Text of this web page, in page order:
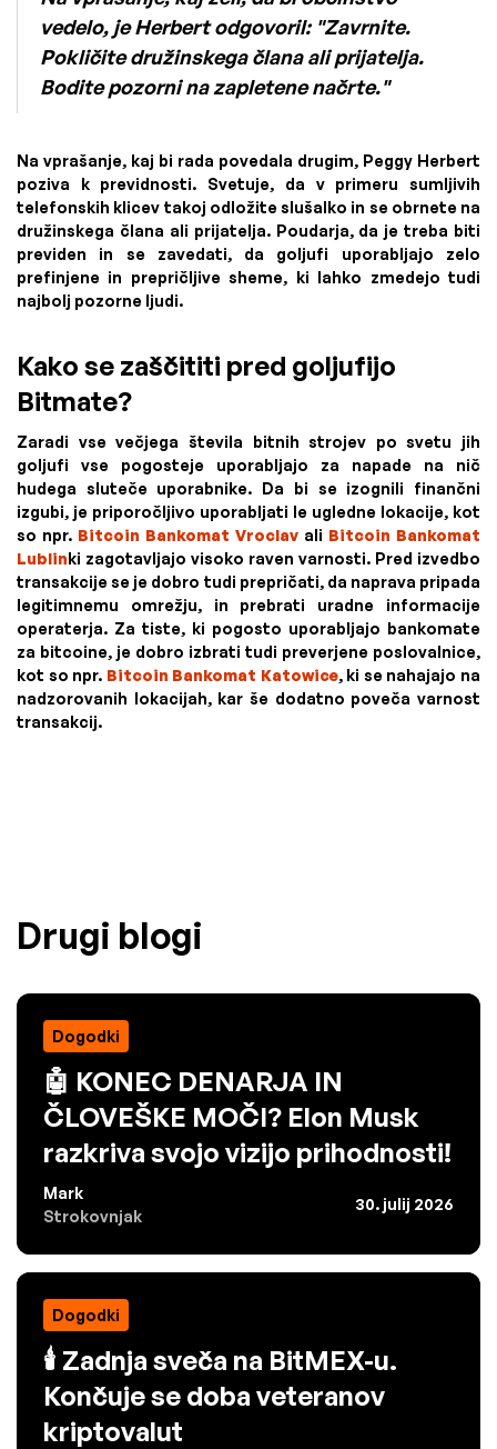
vedelo, je Herbert odgovoril: "Zavrnite.
Pokličite družinskega člana ali prijatelja.
Bodite pozorni na zapletene načrte."
Na vprašanje, kaj bi rada povedala drugim, Peggy Herbert
poziva k previdnosti. Svetuje, da v primeru sumljivih
telefonskih klicev takoj odložite slušalko in se obrnete na
družinskega člana ali prijatelja. Poudarja, da je treba biti
previden in se zavedati, da goljufi uporabljajo zelo
prefinjene in prepričljive sheme, ki lahko zmedejo tudi
najbolj pozorne ljudi.
Kako se zaščititi pred goljufijo
Bitmate?
Zaradi vse večjega števila bitnih strojev po svetu jih
goljufi vse pogosteje uporabljajo za napade na nič
hudega sluteče uporabnike. Da bi se izognili finančni
izgubi, je priporočljivo uporabljati le ugledne lokacije, kot
so npr. Bitcoin Bankomat Vroclav ali Bitcoin Bankomat
Lublinki zagotavljajo visoko raven varnosti. Pred izvedbo
transakcije se je dobro tudi prepričati, da naprava pripada
legitimnemu omrežju, in prebrati uradne informacije
operaterja. Za tiste, ki pogosto uporabljajo bankomate
za bitcoine, je dobro izbrati tudi preverjene poslovalnice,
kot so npr. Bitcoin Bankomat Katowice, ki se nahajajo na
nadzorovanih lokacijah, kar še dodatno poveča varnost
transakcij.
Drugi blogi
Dogodki
🤖 KONEC DENARJA IN
ČLOVEŠKE MOČI? Elon Musk
razkriva svojo vizijo prihodnosti!
Mark
Strokovnjak
30. julij 2026
Dogodki
🕯️ Zadnja sveča na BitMEX-u.
Končuje se doba veteranov
kriptovalut